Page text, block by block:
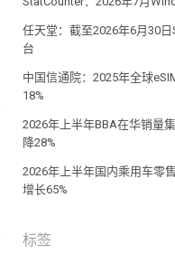
任天堂：截至2026年6月30
台
中国信通院：2025年全球
18%
2026年上半年BBA在华销量
降28%
2026年上半年国内乘用车零
增长65%
标签